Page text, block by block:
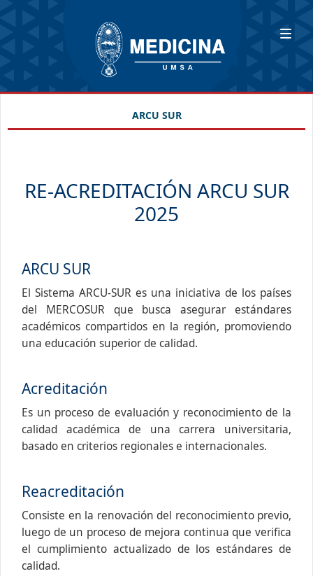
ARCU SUR
RE-ACREDITACIÓN ARCU SUR
2025
ARCU SUR
El Sistema ARCU-SUR es una iniciativa de los países
del MERCOSUR que busca asegurar estándares
académicos compartidos en la región, promoviendo
una educación superior de calidad.
Acreditación
Es un proceso de evaluación y reconocimiento de la
calidad académica de una carrera universitaria,
basado en criterios regionales e internacionales.
Reacreditación
Consiste en la renovación del reconocimiento previo,
luego de un proceso de mejora continua que verifica
el cumplimiento actualizado de los estándares de
calidad.